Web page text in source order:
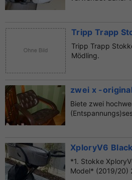
Tripp Trapp
Tripp Trapp
Mödling.
zwei x -
Biete zwei
XploryV6
*1. Stokke
Model* (2019/20)